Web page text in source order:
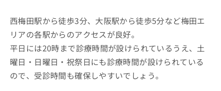
西梅田駅から徒歩3分、大阪駅から徒歩5分など梅田エ
リアの各駅からのアクセスが良好。
平日には20時まで診療時間が設けられているうえ、土
曜日・日曜日・祝祭日にも診療時間が設けられている
ので、受診時間も確保しやすいでしょう。